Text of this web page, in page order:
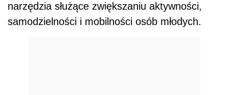
narzędzia służące zwiększaniu aktywności,
samodzielności i mobilności osób młodych.